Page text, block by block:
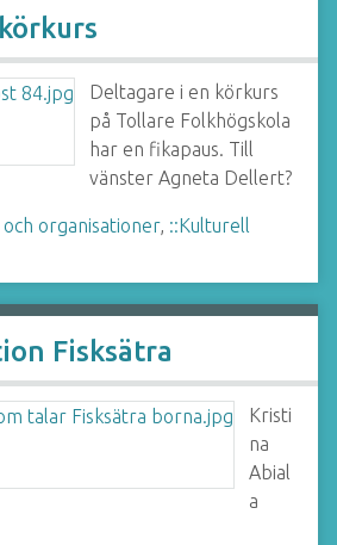
Deltagare i en körkurs
på Tollare Folkhögskola
har en fikapaus. Till
vänster Agneta Dellert?
organisationer, ::Kulturell
Fisksätra
Kristi
na
Abial
a